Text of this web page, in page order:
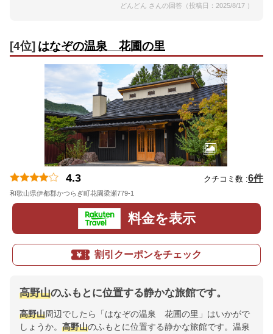
どんどん さんの回答（投稿日：2025/8/17 ）
[4位] はなぞの温泉 花圃の里
4.3 クチコミ数 :6件
和歌山県伊都郡かつらぎ町花園梁瀬779-1
料金を表示
割引クーポンをチェック
高野山のふもとに位置する静かな旅館です。
高野山周辺でしたら「はなぞの温泉 花圃の里」はいかがで
しょうか。 高野山のふもとに位置する静かな旅館です。温泉